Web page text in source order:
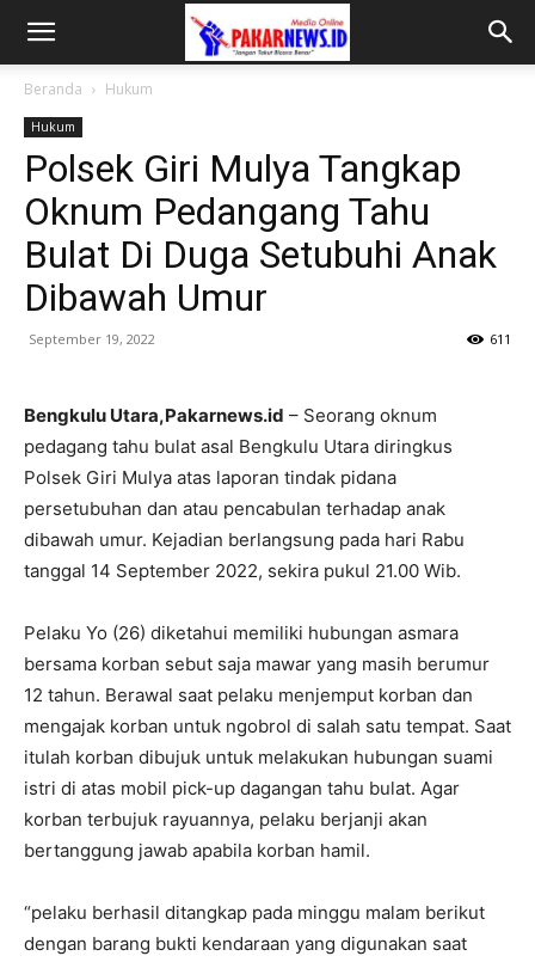
Beranda Hukum
Hukum
Polsek Giri Mulya Tangkap
Oknum Pedangang Tahu
Bulat Di Duga Setubuhi Anak
Dibawah Umur
September 19, 2022 611
Bengkulu Utara,Pakarnews.id – Seorang oknum
pedagang tahu bulat asal Bengkulu Utara diringkus
Polsek Giri Mulya atas laporan tindak pidana
persetubuhan dan atau pencabulan terhadap anak
dibawah umur. Kejadian berlangsung pada hari Rabu
tanggal 14 September 2022, sekira pukul 21.00 Wib.
Pelaku Yo (26) diketahui memiliki hubungan asmara
bersama korban sebut saja mawar yang masih berumur
12 tahun. Berawal saat pelaku menjemput korban dan
mengajak korban untuk ngobrol di salah satu tempat. Saat
itulah korban dibujuk untuk melakukan hubungan suami
istri di atas mobil pick-up dagangan tahu bulat. Agar
korban terbujuk rayuannya, pelaku berjanji akan
bertanggung jawab apabila korban hamil.
“pelaku berhasil ditangkap pada minggu malam berikut
dengan barang bukti kendaraan yang digunakan saat